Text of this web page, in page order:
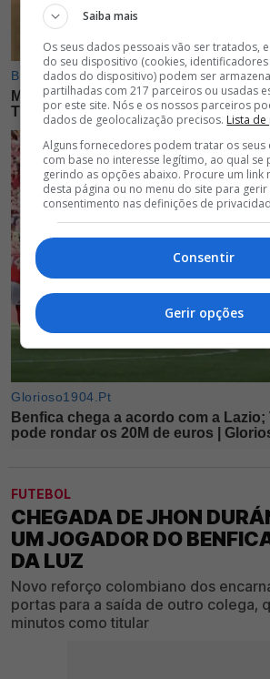
FUTEBOL
CHEGADA DE JHON
UM JOGADOR DO
DA LUZ
Novo reforço colombiano dos
portas para a saída de outro colega,
minutos como titular
Saiba mais
Os seus dados pessoais vão ser tratados,
do seu dispositivo (cookies,
dados do dispositivo) podem ser
partilhadas com 217 parceiros ou usadas
por este site. Nós e os nossos parceiros
dados de geolocalização precisos. Lista
Alguns fornecedores podem tratar os seus
com base no interesse legítimo, ao qual
gerindo as opções abaixo. Procure um
desta página ou no menu do site para
consentimento nas definições de
Consentir
Gerir opções